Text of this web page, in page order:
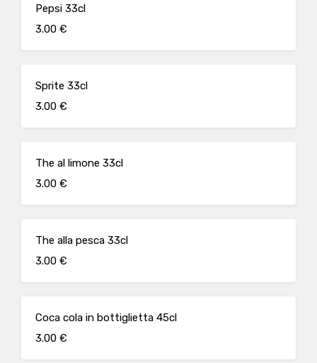
Pepsi 33cl
3.00 €
Sprite 33cl
3.00 €
The al limone 33cl
3.00 €
The alla pesca 33cl
3.00 €
Coca cola in bottiglietta 45cl
3.00 €